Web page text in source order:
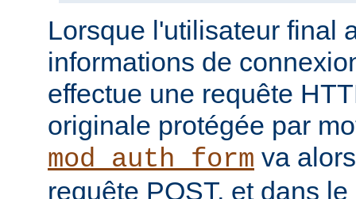
Lorsque l'utilisateur final
informations de
effectue une requête
originale protégée par
mod_auth_form va
requête POST, et dans